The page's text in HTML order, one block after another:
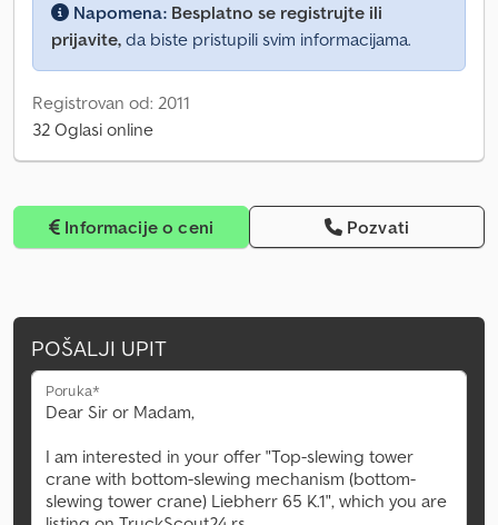
Napomena: Besplatno se registrujte ili
prijavite, da biste pristupili svim informacijama.
Registrovan od: 2011
32 Oglasi online
Informacije o ceni Pozvati
POŠALJI UPIT
Poruka*